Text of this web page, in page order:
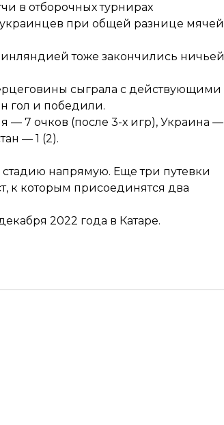
в отборочных турнирах
при общей разнице мячей
тоже закончились ничьей
сыграла с действующими
гол и победили.
— 7 очков (после 3-х игр), Украина —
— 1 (2).
напрямую. Еще три путевки
к которым присоединятся два
2022 года в Катаре.